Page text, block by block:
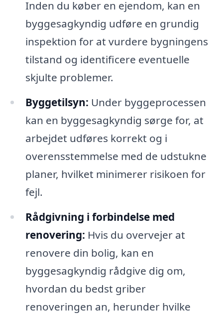
Inden du køber en ejendom, kan en
byggesagkyndig udføre en grundig
inspektion for at vurdere bygningens
tilstand og identificere eventuelle
skjulte problemer.
Byggetilsyn: Under byggeprocessen
kan en byggesagkyndig sørge for, at
arbejdet udføres korrekt og i
overensstemmelse med de udstukne
planer, hvilket minimerer risikoen for
fejl.
Rådgivning i forbindelse med
renovering: Hvis du overvejer at
renovere din bolig, kan en
byggesagkyndig rådgive dig om,
hvordan du bedst griber
renoveringen an, herunder hvilke